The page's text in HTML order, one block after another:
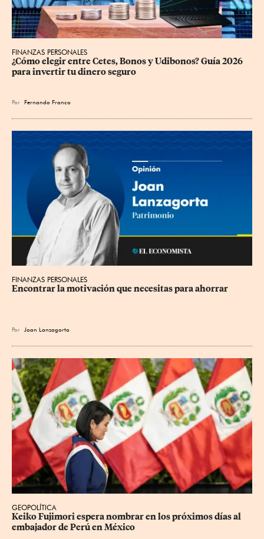
FINANZAS PERSONALES
¿Cómo elegir entre Cetes, Bonos y Udibonos? Guía 2026
para invertir tu dinero seguro
Por Fernando Franco
FINANZAS PERSONALES
Encontrar la motivación que necesitas para ahorrar
Por Joan Lanzagorta
GEOPOLÍTICA
Keiko Fujimori espera nombrar en los próximos días al
embajador de Perú en México